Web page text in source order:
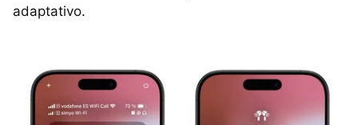
adaptativo.